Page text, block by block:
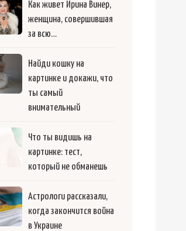
Как живет Ирина Винер,
женщина, совершившая
за всю…
Найди кошку на
картинке и докажи, что
ты самый
внимательный
Что ты видишь на
картинке: тест,
который не обманешь
Астрологи рассказали,
когда закончится война
в Украине